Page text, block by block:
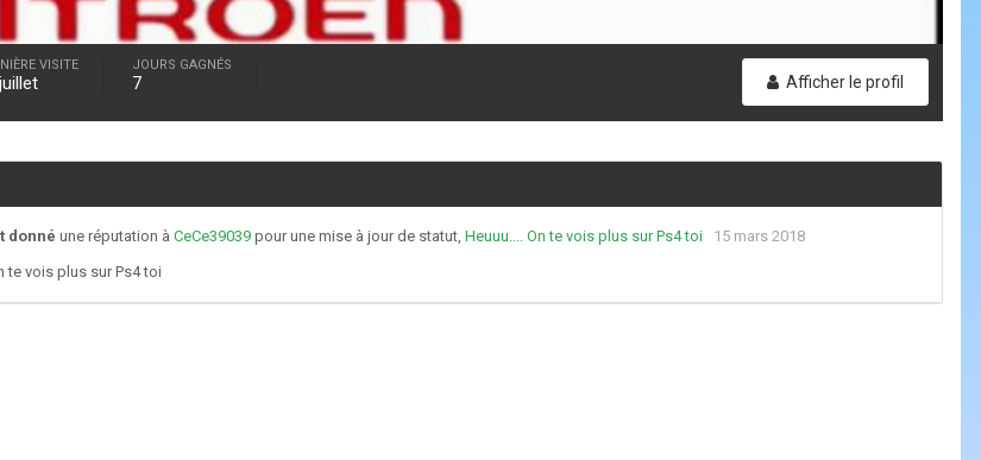
Afficher le profil
VISITE JOURS GAGNÉS
7
donné une réputation à CeCe39039 pour une mise à jour de statut, Heuuu.... On te vois plus sur Ps4 toi
15 mars 2018
te vois plus sur Ps4 toi